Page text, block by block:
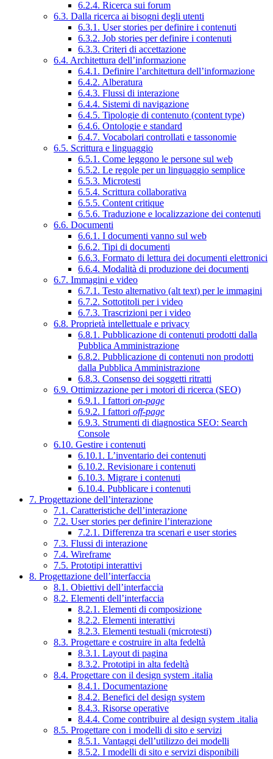
6.2.4. Ricerca sui forum
6.3. Dalla ricerca ai bisogni degli utenti
6.3.1. User stories per definire i contenuti
6.3.2. Job stories per definire i contenuti
6.3.3. Criteri di accettazione
6.4. Architettura dell’informazione
6.4.1. Definire l’architettura dell’informazione
6.4.2. Alberatura
6.4.3. Flussi di interazione
6.4.4. Sistemi di navigazione
6.4.5. Tipologie di contenuto (content type)
6.4.6. Ontologie e standard
6.4.7. Vocabolari controllati e tassonomie
6.5. Scrittura e linguaggio
6.5.1. Come leggono le persone sul web
6.5.2. Le regole per un linguaggio semplice
6.5.3. Microtesti
6.5.4. Scrittura collaborativa
6.5.5. Content critique
6.5.6. Traduzione e localizzazione dei contenuti
6.6. Documenti
6.6.1. I documenti vanno sul web
6.6.2. Tipi di documenti
6.6.3. Formato di lettura dei documenti elettronici
6.6.4. Modalità di produzione dei documenti
6.7. Immagini e video
6.7.1. Testo alternativo (alt text) per le immagini
6.7.2. Sottotitoli per i video
6.7.3. Trascrizioni per i video
6.8. Proprietà intellettuale e privacy
6.8.1. Pubblicazione di contenuti prodotti dalla
Pubblica Amministrazione
6.8.2. Pubblicazione di contenuti non prodotti
dalla Pubblica Amministrazione
6.8.3. Consenso dei soggetti ritratti
6.9. Ottimizzazione per i motori di ricerca (SEO)
6.9.1. I fattori on-page
6.9.2. I fattori off-page
6.9.3. Strumenti di diagnostica SEO: Search
Console
6.10. Gestire i contenuti
6.10.1. L’inventario dei contenuti
6.10.2. Revisionare i contenuti
6.10.3. Migrare i contenuti
6.10.4. Pubblicare i contenuti
7. Progettazione dell’interazione
7.1. Caratteristiche dell’interazione
7.2. User stories per definire l’interazione
7.2.1. Differenza tra scenari e user stories
7.3. Flussi di interazione
7.4. Wireframe
7.5. Prototipi interattivi
8. Progettazione dell’interfaccia
8.1. Obiettivi dell’interfaccia
8.2. Elementi dell’interfaccia
8.2.1. Elementi di composizione
8.2.2. Elementi interattivi
8.2.3. Elementi testuali (microtesti)
8.3. Progettare e costruire in alta fedeltà
8.3.1. Layout di pagina
8.3.2. Prototipi in alta fedeltà
8.4. Progettare con il design system .italia
8.4.1. Documentazione
8.4.2. Benefici del design system
8.4.3. Risorse operative
8.4.4. Come contribuire al design system .italia
8.5. Progettare con i modelli di sito e servizi
8.5.1. Vantaggi dell’utilizzo dei modelli
8.5.2. I modelli di sito e servizi disponibili